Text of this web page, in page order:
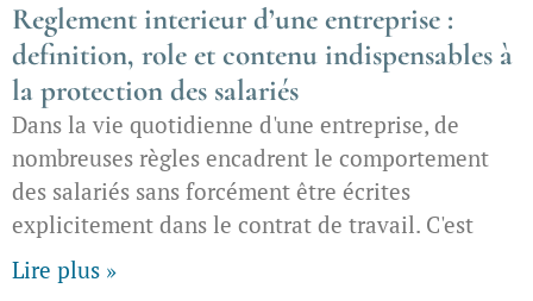
Reglement interieur d’une entreprise :
definition, role et contenu indispensables à
la protection des salariés
Dans la vie quotidienne d'une entreprise, de
nombreuses règles encadrent le comportement
des salariés sans forcément être écrites
explicitement dans le contrat de travail. C'est
Lire plus »